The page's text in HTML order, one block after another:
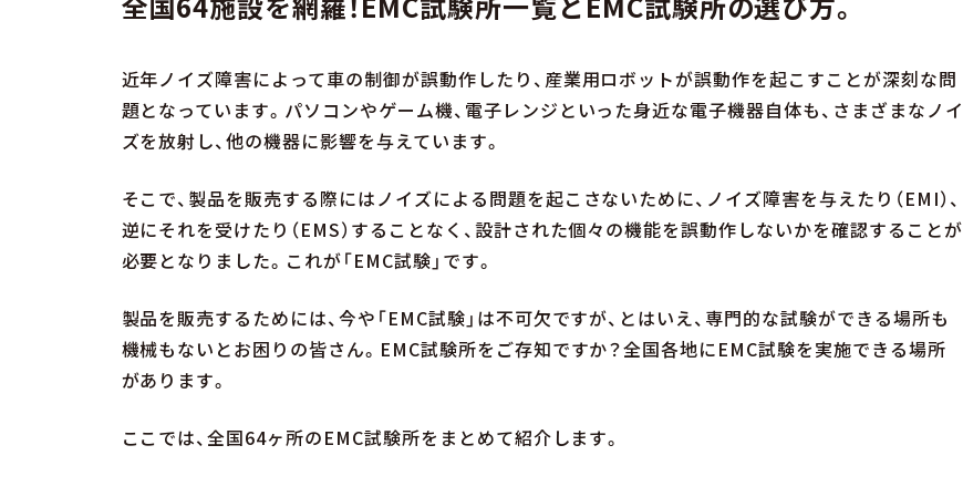
近年ノイズ障害によって車の制御が誤動作したり、産業用ロボットが誤動作を起こすことが深刻な問
題となっています。パソコンやゲーム機、電子レンジといった身近な電子機器自体も、さまざまなノイ
ズを放射し、他の機器に影響を与えています。
そこで、製品を販売する際にはノイズによる問題を起こさないために、ノイズ障害を与えたり（EMI）、
逆にそれを受けたり（EMS）することなく、設計された個々の機能を誤動作しないかを確認することが
必要となりました。これが「EMC試験」です。
製品を販売するためには、今や「EMC試験」は不可欠ですが、とはいえ、専門的な試験ができる場所も
機械もないとお困りの皆さん。EMC試験所をご存知ですか？全国各地にEMC試験を実施できる場所
があります。
ここでは、全国64ヶ所のEMC試験所をまとめて紹介します。